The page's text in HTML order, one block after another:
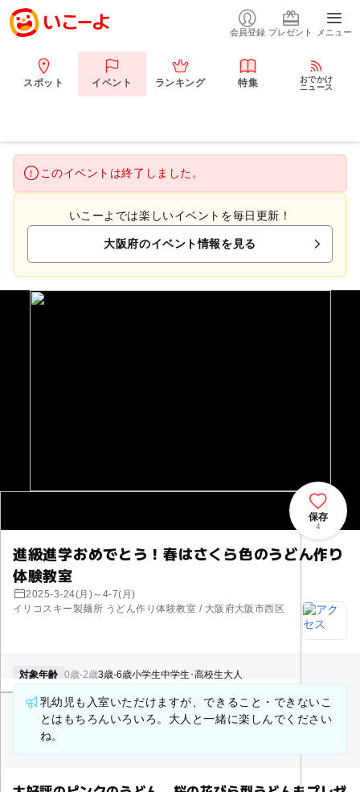
会員登録 プレゼント メニュー
スポット イベント ランキング 特集
おでかけ
ニュース
このイベントは終了しました。
いこーよでは楽しいイベントを毎日更新！
大阪府のイベント情報を見る
進級進学おめでとう！春はさくら色のうどん作り
体験教室
2025-3-24(月)～4-7(月)
イリコスキー製麺所 うどん作り体験教室 / 大阪府大阪市西区
保存
4
対象年齢 0歳-2歳3歳-6歳小学生中学生･高校生大人
乳幼児も入室いただけますが、できること・できないこ
とはもちろんいろいろ。大人と一緒に楽しんでください
ね。